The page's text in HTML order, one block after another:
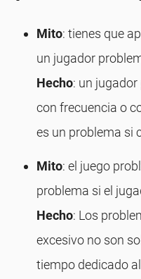
Mito: tienes que
un jugador
Hecho: un
con frecuencia o
es un problema si
Mito: el juego
problema si el
Hecho: Los
excesivo no son
tiempo dedicado